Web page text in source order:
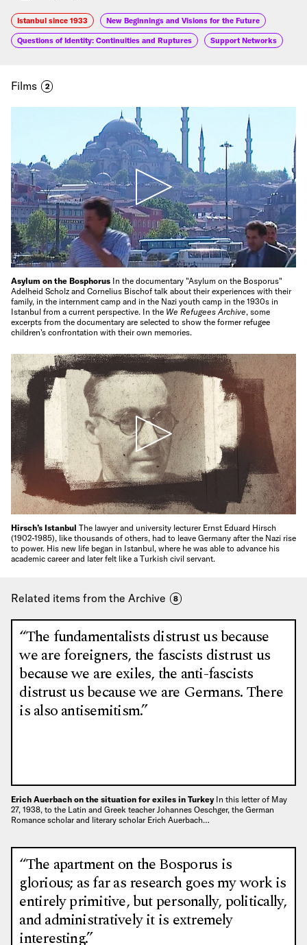
Istanbul since 1933 New Beginnings and Visions for the Future
Questions of Identity: Continuities and Ruptures Support Networks
Films 2
Asylum on the Bosphorus In the documentary "Asylum on the Bosporus"
Adelheid Scholz and Cornelius Bischof talk about their experiences with their
family, in the internment camp and in the Nazi youth camp in the 1930s in
Istanbul from a current perspective. In the We Refugees Archive, some
excerpts from the documentary are selected to show the former refugee
children's confrontation with their own memories.
Hirsch’s Istanbul The lawyer and university lecturer Ernst Eduard Hirsch
(1902-1985), like thousands of others, had to leave Germany after the Nazi rise
to power. His new life began in Istanbul, where he was able to advance his
academic career and later felt like a Turkish civil servant.
Related items from the Archive 8
“The fundamentalists distrust us because
we are foreigners, the fascists distrust us
because we are exiles, the anti-fascists
distrust us because we are Germans. There
is also antisemitism.”
Erich Auerbach on the situation for exiles in Turkey In this letter of May
27, 1938, to the Latin and Greek teacher Johannes Oeschger, the German
Romance scholar and literary scholar Erich Auerbach…
“The apartment on the Bosporus is
glorious; as far as research goes my work is
entirely primitive, but personally, politically,
and administratively it is extremely
interesting.”